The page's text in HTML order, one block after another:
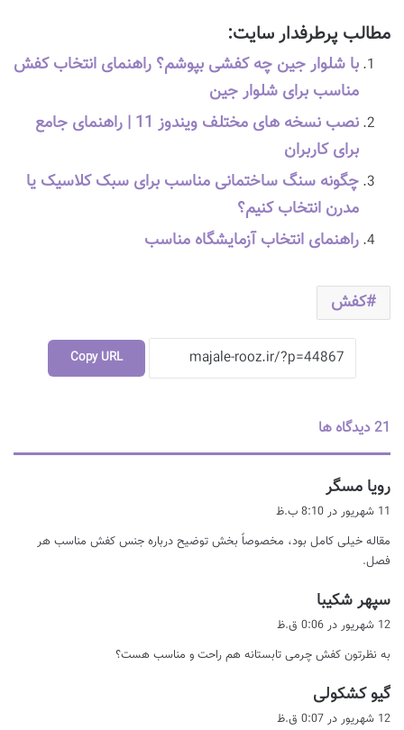
مطالب پرطرفدار سایت:
با شلوار جین چه کفشی بپوشم؟ راهنمای انتخاب کفش
مناسب برای شلوار جین
نصب نسخه های مختلف ویندوز 11 | راهنمای جامع
برای کاربران
چگونه سنگ ساختمانی مناسب برای سبک کلاسیک یا
مدرن انتخاب کنیم؟
راهنمای انتخاب آزمایشگاه مناسب
کفش
Copy URL
‫21 دیدگاه ها
رویا مسگر
ف
:
11 شهریور در 8:10 ب.ظ
مقاله خیلی کامل بود، مخصوصاً بخش توضیح درباره جنس کفش مناسب هر
فصل.
سپهر شکیبا
ف
:
12 شهریور در 0:06 ق.ظ
به نظرتون کفش چرمی تابستانه هم راحت و مناسب هست؟
گیو کشکولی
ف
12 شهریور در 0:07 ق.ظ